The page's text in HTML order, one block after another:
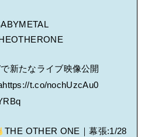
新たなライブ映像公開
https://t.co/nochUzcAu0
THE OTHER ONE｜幕張:1/28